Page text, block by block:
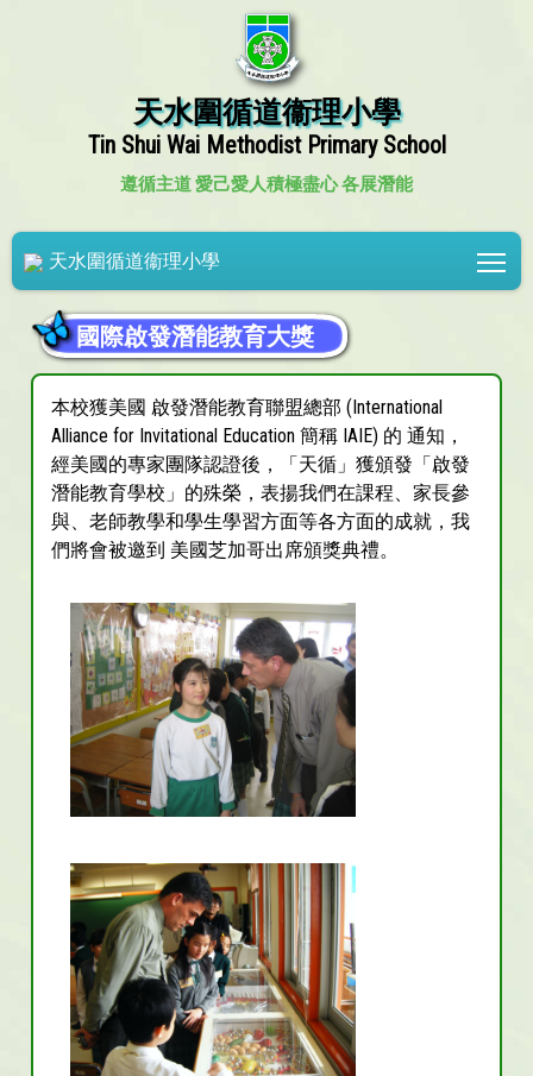
天水圍循道衞理小學
Tin Shui Wai Methodist Primary School
遵循主道 愛己愛人積極盡心 各展潛能
天水圍循道衞理小學
國際啟發潛能教育大獎
本校獲美國 啟發潛能教育聯盟總部 (International
Alliance for Invitational Education 簡稱 IAIE) 的 通知，
經美國的專家團隊認證後，「天循」獲頒發「啟發
潛能教育學校」的殊榮，表揚我們在課程、家長參
與、老師教學和學生學習方面等各方面的成就，我
們將會被邀到 美國芝加哥出席頒獎典禮。